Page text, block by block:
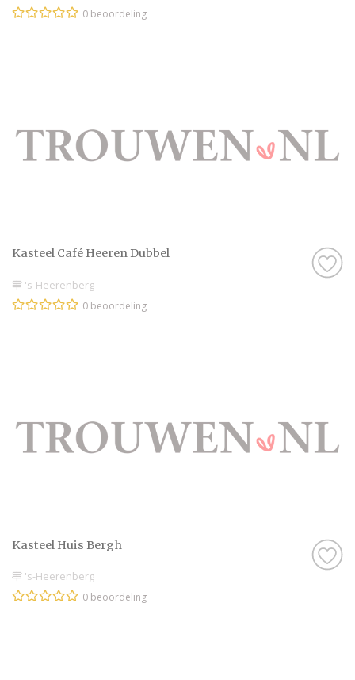
0 beoordeling
Kasteel Café Heeren Dubbel
's-Heerenberg
0 beoordeling
Kasteel Huis Bergh
's-Heerenberg
0 beoordeling